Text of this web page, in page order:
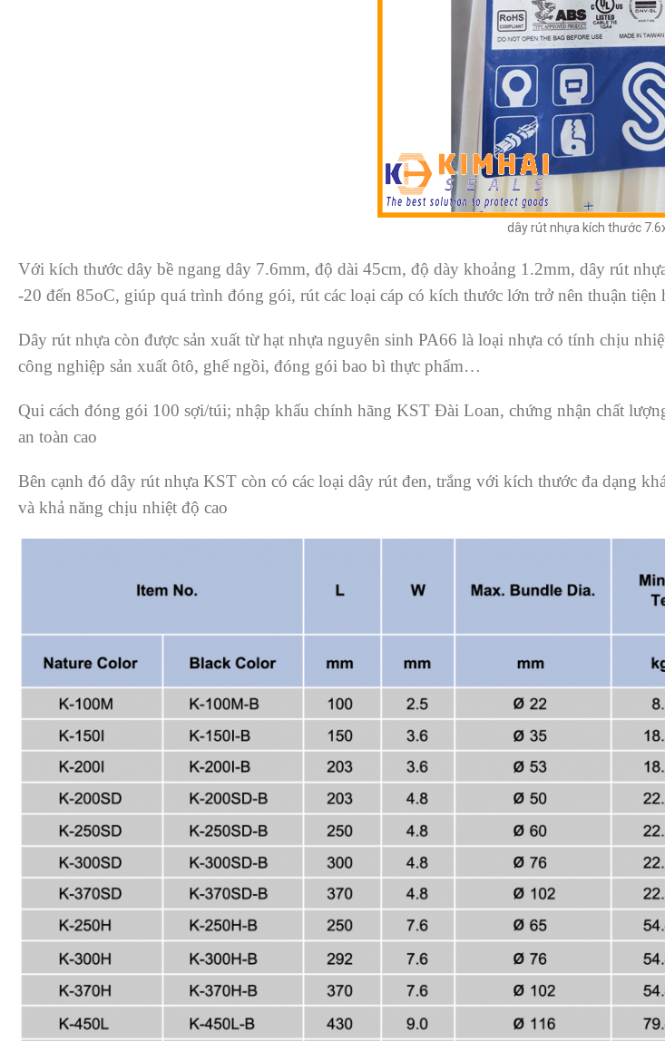
dây rút nhựa kích thước
Với kích thước dây bề ngang dây 7.6mm, độ dài 45cm, độ dày khoảng 1.2mm, dây rút
-20 đến 85oC, giúp quá trình đóng gói, rút các loại cáp có kích thước lớn trở nên thuận
Dây rút nhựa còn được sản xuất từ hạt nhựa nguyên sinh PA66 là loại nhựa có tính chịu
công nghiệp sản xuất ôtô, ghế ngồi, đóng gói bao bì thực phẩm…
Qui cách đóng gói 100 sợi/túi; nhập khẩu chính hãng KST Đài Loan, chứng nhận chất
an toàn cao
Bên cạnh đó dây rút nhựa KST còn có các loại dây rút đen, trắng với kích thước đa dạng
và khả năng chịu nhiệt độ cao